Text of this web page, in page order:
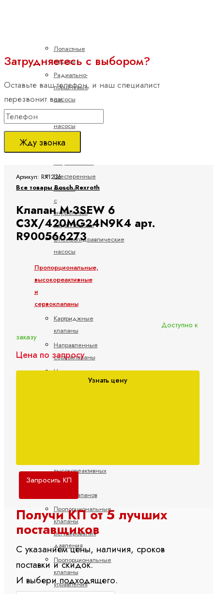
Лопастные
насосы
Радиально-
поршневые
насосы
насосы
внешним
Шестеренные
насосы
с
внутренним
зацеплением
Электрогидравлические
насосы
Пропорциональные,
высокореактивные
и
сервоклапаны
Картриджные
клапаны
Направленные
сервоклапаны
Направляющие
высокореактивных
и
сервоклапанов
Пропорциональные
клапаны
регулирования
давления
Пропорциональные
клапаны
управления
Затрудняетесь с выбором?
Оставьте ваш телефон, и наш специалист
перезвонит вам
Жду звонка
Артикул: RX1236
Все товары Bosch Rexroth
Клапан M-3SEW 6
C3X/420MG24N9K4 арт.
R900566273
Доступно к
заказу
Цена по запросу
Узнать цену
Запросить КП
Получи КП от 5 лучших
поставщиков
С указанием цены, наличия, сроков
поставки и скидок.
И выбери подходящего.